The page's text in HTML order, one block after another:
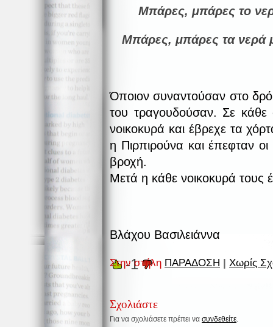
Μπάρες, μπάρες το
Μπάρες, μπάρες τα νερά
Όποιον συναντούσαν στο
του τραγουδούσαν. Σε κάθε
νοικοκυρά και έβρεχε τα
η Πιρπιρούνα και έπεφταν
βροχή.
Μετά η κάθε νοικοκυρά τους
Βλάχου Βασιλειάννα
Στην στήλη ΠΑΡΑΔΟΣΗ | Χωρίς
-1
Σχολιάστε
Για να σχολιάσετε πρέπει να συνδεθείτε